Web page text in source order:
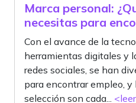
Marca personal:
necesitas para
Con el avance de la
herramientas digitales y
redes sociales, se han
para encontrar empleo, y
selección son cada...